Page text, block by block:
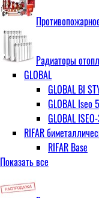
Радиаторы
GLOBAL
GLOBAL BI
GLOBAL Iseo
GLOBAL
RIFAR
RIFAR Base
Показать все